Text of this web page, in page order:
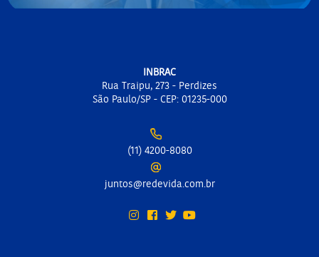
INBRAC
Rua Traipu, 273 - Perdizes
São Paulo/SP - CEP: 01235-000
(11) 4200-8080
juntos@redevida.com.br